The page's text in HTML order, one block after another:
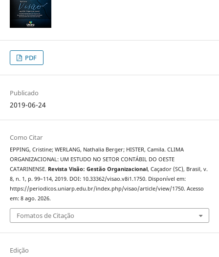
PDF
Publicado
2019-06-24
Como Citar
EPPING, Cristine; WERLANG, Nathalia Berger; HISTER, Camila. CLIMA
ORGANIZACIONAL: UM ESTUDO NO SETOR CONTÁBIL DO OESTE
CATARINENSE. Revista Visão: Gestão Organizacional, Caçador (SC), Brasil, v.
8, n. 1, p. 99–114, 2019. DOI: 10.33362/visao.v8i1.1750. Disponível em:
https://periodicos.uniarp.edu.br/index.php/visao/article/view/1750. Acesso
em: 8 ago. 2026.
Fomatos de Citação
Edição